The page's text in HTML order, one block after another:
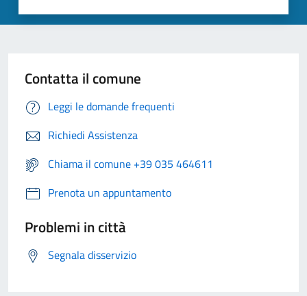
Contatta il comune
Leggi le domande frequenti
Richiedi Assistenza
Chiama il comune +39 035 464611
Prenota un appuntamento
Problemi in città
Segnala disservizio